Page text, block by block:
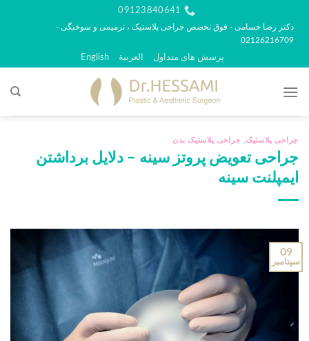
محتوا
09123840641
دکتر رضا حسامی - فوق تخصص جراحی پلاستیک ، ترمیمی و سوختگی -
02126216709
پرسش های متداول العربية English
جراحی پلاستیک جراحی پلاستیک بدن
جراحی تعویض پروتز سینه – دلایل برداشتن
ایمپلنت سینه
09
سپتامبر